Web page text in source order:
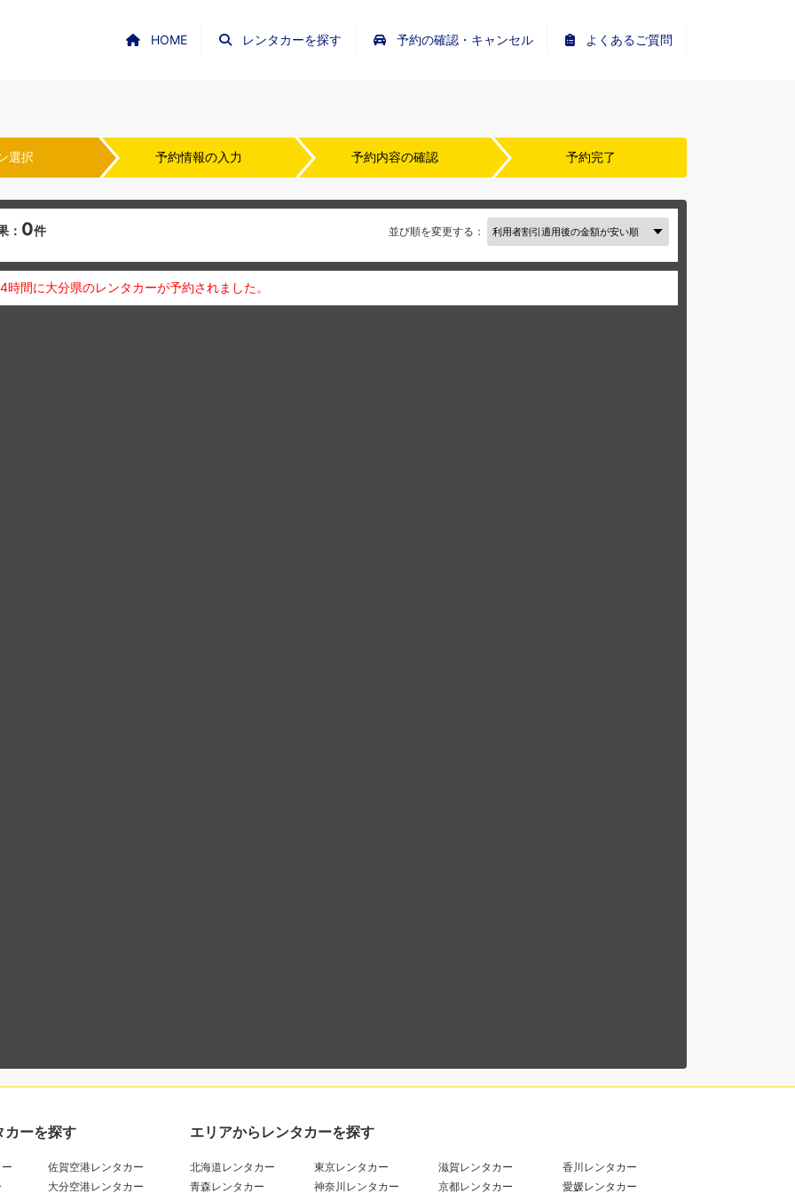
よくあるご質問
予約の確認・キャンセル
レンタカーを探す
HOME
選択 予約情報の入力 予約内容の確認 予約完了
： 0件 並び順を変更する：
時間に大分県のレンタカーが予約されました。
カーを探す
佐賀空港レンタカー
大分空港レンタカー
エリアからレンタカーを探す
北海道レンタカー
青森レンタカー
東京レンタカー
神奈川レンタカー
滋賀レンタカー
京都レンタカー
香川レンタカー
愛媛レンタカー